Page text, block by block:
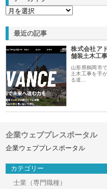
最近の記事
株式会社ア
舗装土木工
山形県鶴岡市
土木工事を手
る道…
企業ウェブプレスポータル
企業ウェブプレスポータル
カテゴリー
士業（専門職種）